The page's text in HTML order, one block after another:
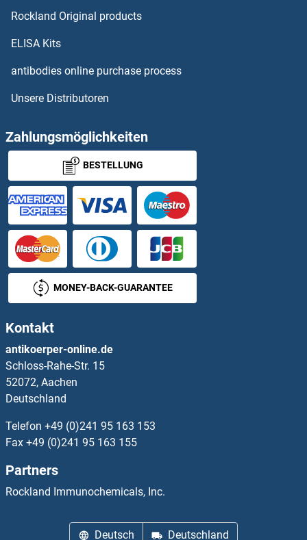
Phospholipase C gamma 1 Antikörper
Phospholipase C gamma 2 Antikörper
Phospholipase D Antikörper
Phospholipase D2 Antikörper
Phospholipase D4 Antikörper
phosphoribosyl Pyrophosphate Synthetase 1 Antikörper
Phosphorylase, Glycogen, Muscle Antikörper
PHOX2A Antikörper
PHOX2B Antikörper
PHYH Antikörper
PHYHD1 Antikörper
Rockland Original products
ELISA Kits
antibodies online purchase process
Unsere Distributoren
Zahlungsmöglichkeiten
BESTELLUNG
MONEY-BACK-GUARANTEE
Kontakt
antikoerper-online.de
Schloss-Rahe-Str. 15
52072, Aachen
Deutschland
Telefon +49 (0)241 95 163 153
Fax +49 (0)241 95 163 155
Partners
Rockland Immunochemicals, Inc.
Deutsch Deutschland